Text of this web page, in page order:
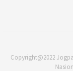
Copyright@2022